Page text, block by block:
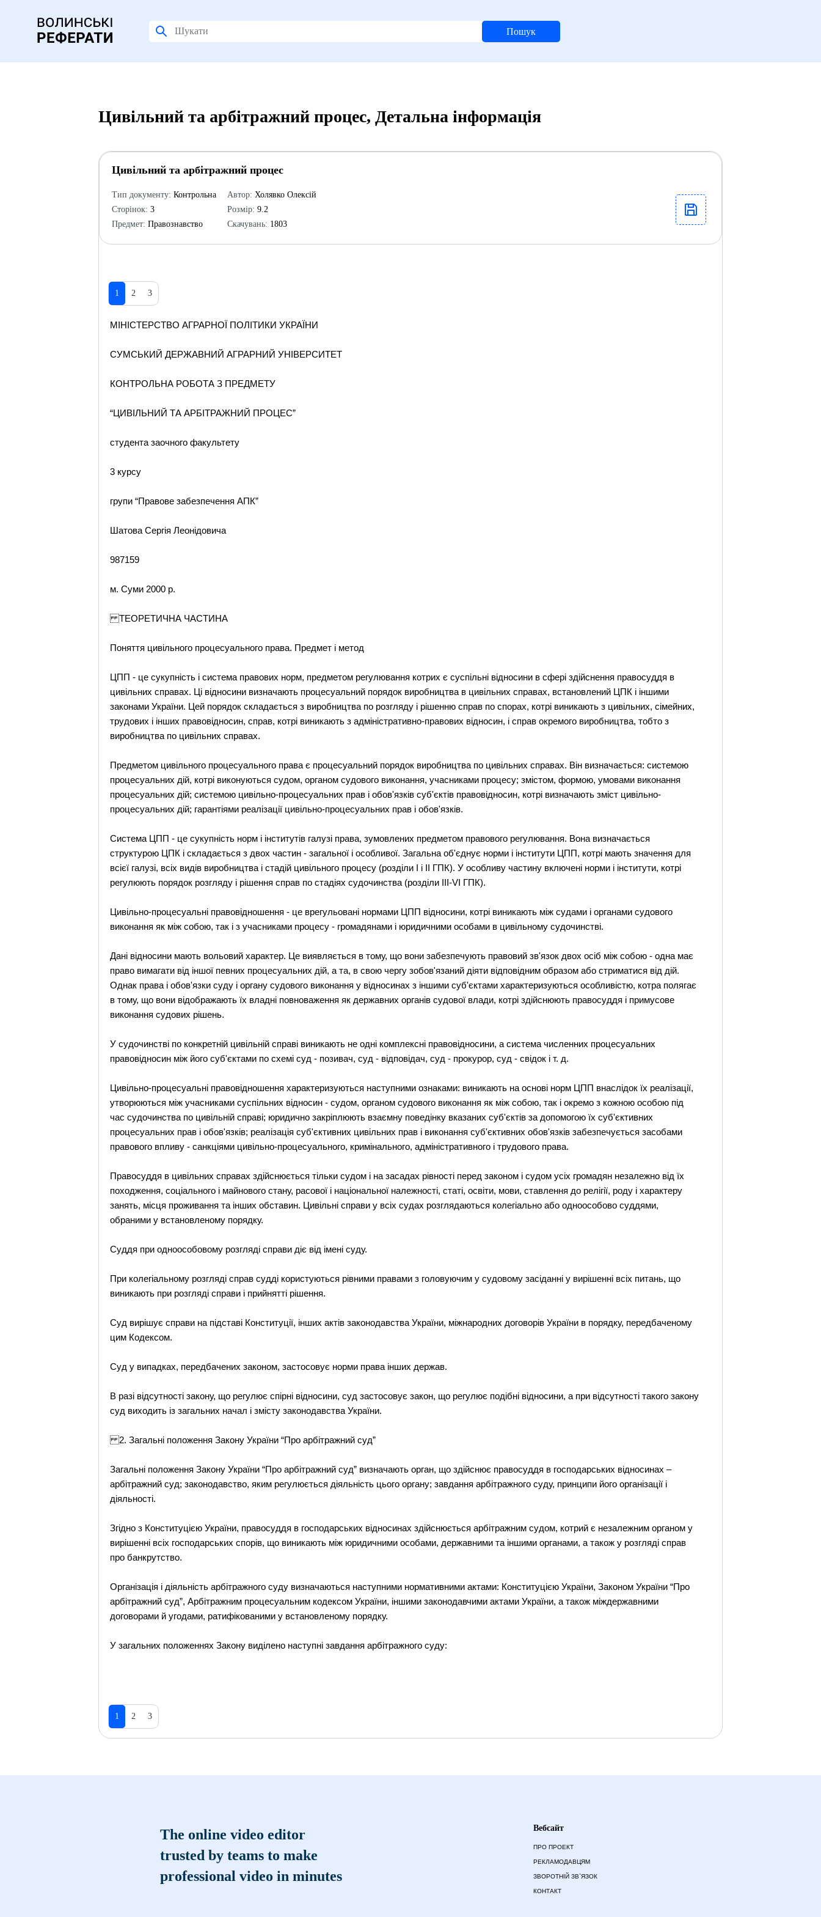
Пошук
Цивільний та арбітражний процес, Детальна інформація
Цивільний та арбітражний процес
Тип документу: Контрольна
Сторінок: 3
Предмет: Правознавство
Автор: Холявко Олексій
Розмір: 9.2
Скачувань: 1803
1 2 3
МІНІСТЕРСТВО АГРАРНОЇ ПОЛІТИКИ УКРАЇНИ
СУМСЬКИЙ ДЕРЖАВНИЙ АГРАРНИЙ УНІВЕРСИТЕТ
КОНТРОЛЬНА РОБОТА З ПРЕДМЕТУ
“ЦИВІЛЬНИЙ ТА АРБІТРАЖНИЙ ПРОЦЕС”
студента заочного факультету
3 курсу
групи “Правове забезпечення АПК”
Шатова Сергія Леонідовича
987159
м. Суми 2000 р.
ТЕОРЕТИЧНА ЧАСТИНА
Поняття цивільного процесуального права. Предмет і метод
ЦПП - це сукупність і система правових норм, предметом регулювання котрих є суспільні відносини в сфері здійснення правосуддя в
цивільних справах. Ці відносини визначають процесуальний порядок виробництва в цивільних справах, встановлений ЦПК і іншими
законами України. Цей порядок складається з виробництва по розгляду і рішенню справ по спорах, котрі виникають з цивільних, сімейних,
трудових і інших правовідносин, справ, котрі виникають з адміністративно-правових відносин, і справ окремого виробництва, тобто з
виробництва по цивільних справах.
Предметом цивільного процесуального права є процесуальний порядок виробництва по цивільних справах. Він визначається: системою
процесуальних дій, котрі виконуються судом, органом судового виконання, учасниками процесу; змістом, формою, умовами виконання
процесуальних дій; системою цивільно-процесуальних прав і обов'язків суб'єктів правовідносин, котрі визначають зміст цивільно-
процесуальних дій; гарантіями реалізації цивільно-процесуальних прав і обов'язків.
Система ЦПП - це сукупність норм і інститутів галузі права, зумовлених предметом правового регулювання. Вона визначається
структурою ЦПК і складається з двох частин - загальної і особливої. Загальна об'єднує норми і інститути ЦПП, котрі мають значення для
всієї галузі, всіх видів виробництва і стадій цивільного процесу (розділи I і II ГПК). У особливу частину включені норми і інститути, котрі
регулюють порядок розгляду і рішення справ по стадіях судочинства (розділи III-VI ГПК).
Цивільно-процесуальні правовідношення - це врегульовані нормами ЦПП відносини, котрі виникають між судами і органами судового
виконання як між собою, так і з учасниками процесу - громадянами і юридичними особами в цивільному судочинстві.
Дані відносини мають вольовий характер. Це виявляється в тому, що вони забезпечують правовий зв'язок двох осіб між собою - одна має
право вимагати від іншої певних процесуальних дій, а та, в свою чергу зобов'язаний діяти відповідним образом або стриматися від дій.
Однак права і обов'язки суду і органу судового виконання у відносинах з іншими суб'єктами характеризуються особливістю, котра полягає
в тому, що вони відображають їх владні повноваження як державних органів судової влади, котрі здійснюють правосуддя і примусове
виконання судових рішень.
У судочинстві по конкретній цивільній справі виникають не одні комплексні правовідносини, а система численних процесуальних
правовідносин між його суб'єктами по схемі суд - позивач, суд - відповідач, суд - прокурор, суд - свідок і т. д.
Цивільно-процесуальні правовідношення характеризуються наступними ознаками: виникають на основі норм ЦПП внаслідок їх реалізації,
утворюються між учасниками суспільних відносин - судом, органом судового виконання як між собою, так і окремо з кожною особою під
час судочинства по цивільній справі; юридично закріплюють взаємну поведінку вказаних суб'єктів за допомогою їх суб'єктивних
процесуальних прав і обов'язків; реалізація суб'єктивних цивільних прав і виконання суб'єктивних обов'язків забезпечується засобами
правового впливу - санкціями цивільно-процесуального, кримінального, адміністративного і трудового права.
Правосуддя в цивільних справах здійснюється тільки судом і на засадах рівності перед законом і судом усіх громадян незалежно від їх
походження, соціального і майнового стану, расової і національної належності, статі, освіти, мови, ставлення до релігії, роду і характеру
занять, місця проживання та інших обставин. Цивільні справи у всіх судах розглядаються колегіально або одноособово суддями,
обраними у встановленому порядку.
Суддя при одноособовому розгляді справи діє від імені суду.
При колегіальному розгляді справ судді користуються рівними правами з головуючим у судовому засіданні у вирішенні всіх питань, що
виникають при розгляді справи і прийнятті рішення.
Суд вирішує справи на підставі Конституції, інших актів законодавства України, міжнародних договорів України в порядку, передбаченому
цим Кодексом.
Суд у випадках, передбачених законом, застосовує норми права інших держав.
В разі відсутності закону, що регулює спірні відносини, суд застосовує закон, що регулює подібні відносини, а при відсутності такого закону
суд виходить із загальних начал і змісту законодавства України.
2. Загальні положення Закону України “Про арбітражний суд”
Загальні положення Закону України “Про арбітражний суд” визначають орган, що здійснює правосуддя в господарських відносинах –
арбітражний суд; законодавство, яким регулюється діяльність цього органу; завдання арбітражного суду, принципи його організації і
діяльності.
Згідно з Конституцією України, правосуддя в господарських відносинах здійснюється арбітражним судом, котрий є незалежним органом у
вирішенні всіх господарських спорів, що виникають між юридичними особами, державними та іншими органами, а також у розгляді справ
про банкрутство.
Організація і діяльність арбітражного суду визначаються наступними нормативними актами: Конституцією України, Законом України “Про
арбітражний суд”, Арбітражним процесуальним кодексом України, іншими законодавчими актами України, а також міждержавними
договорами й угодами, ратифікованими у встановленому порядку.
У загальних положеннях Закону виділено наступні завдання арбітражного суду:
1 2 3
The online video editor
trusted by teams to make
professional video in minutes
Вебсайт
ПРО ПРОЕКТ
РЕКЛАМОДАВЦЯМ
ЗВОРОТНІЙ ЗВ`ЯЗОК
КОНТАКТ